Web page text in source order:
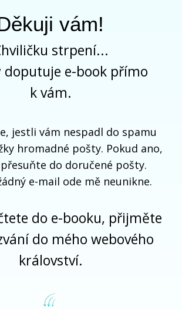
vám!
strpení...
doputuje e-book přímo
k vám.
jestli vám nespadl do spamu
hromadné pošty. Pokud ano,
do doručené pošty.
e-mail ode mě neunikne.
do e-booku, přijměte
do mého webového
království.